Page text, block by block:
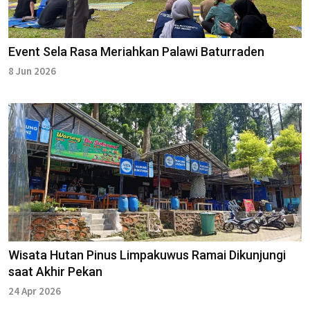
Event Sela Rasa Meriahkan Palawi Baturraden
8 Jun 2026
Wisata Hutan Pinus Limpakuwus Ramai Dikunjungi
saat Akhir Pekan
24 Apr 2026